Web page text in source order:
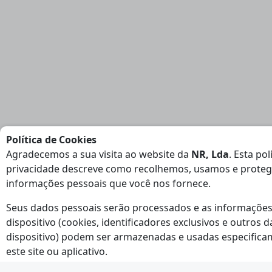
Política de Cookies
Agradecemos a sua visita ao website da NR, Lda. Esta
privacidade descreve como recolhemos, usamos e
informações pessoais que você nos fornece.
Seus dados pessoais serão processados e as
dispositivo (cookies, identificadores exclusivos e outros
dispositivo) podem ser armazenadas e usadas
este site ou aplicativo.